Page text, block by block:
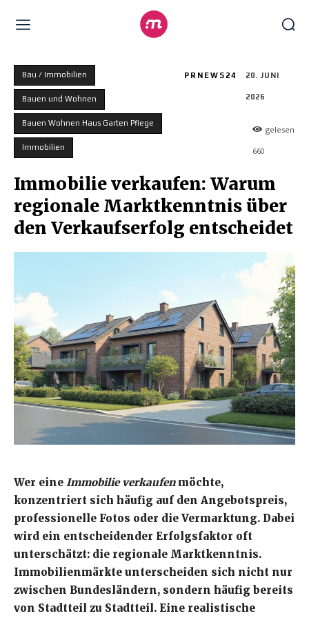
Bau / Immobilien
Bauen und Wohnen
Bauen Wohnen Haus Garten Pflege
Immobilien
PRNEWS24 20. JUNI
2026
gelesen
660
Immobilie verkaufen: Warum
regionale Marktkenntnis über
den Verkaufserfolg entscheidet
Wer eine Immobilie verkaufenmöchte,
konzentriert sich häufig auf den Angebotspreis,
professionelle Fotos oder die Vermarktung. Dabei
wird ein entscheidender Erfolgsfaktor oft
unterschätzt: die regionale Marktkenntnis.
Immobilienmärkte unterscheiden sich nicht nur
zwischen Bundesländern, sondern häufig bereits
von Stadtteil zu Stadtteil. Eine realistische